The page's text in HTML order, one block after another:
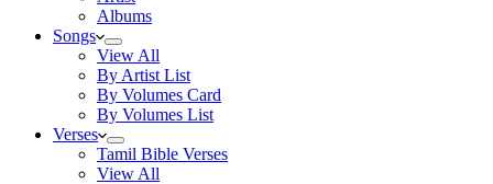
Albums
Songs
View All
By Artist List
By Volumes Card
By Volumes List
Verses
Tamil Bible Verses
View All